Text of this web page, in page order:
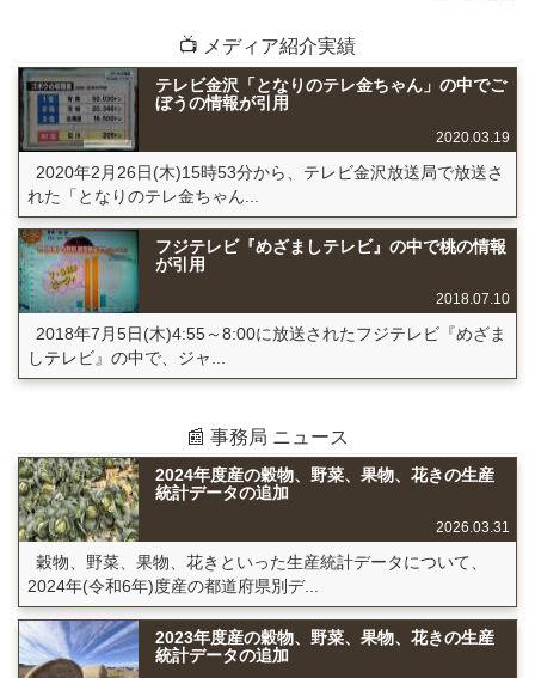
📺 メディア紹介実績
テレビ金沢「となりのテレ金ちゃん」の中でご
ぼうの情報が引用
2020.03.19
2020年2月26日(木)15時53分から、テレビ金沢放送局で放送さ
れた「となりのテレ金ちゃん...
フジテレビ『めざましテレビ』の中で桃の情報
が引用
2018.07.10
2018年7月5日(木)4:55～8:00に放送されたフジテレビ『めざま
しテレビ』の中で、ジャ...
📰 事務局 ニュース
2024年度産の穀物、野菜、果物、花きの生産
統計データの追加
2026.03.31
穀物、野菜、果物、花きといった生産統計データについて、
2024年(令和6年)度産の都道府県別デ...
2023年度産の穀物、野菜、果物、花きの生産
統計データの追加